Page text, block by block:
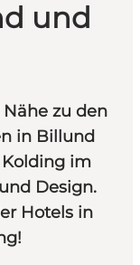
und
zu den
in Billund
im
Design.
Hotels in